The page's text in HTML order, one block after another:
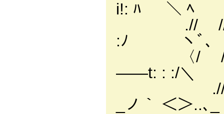
i!: ﾊ ＼ ﾍ
.// /////
:ﾉ ヽﾞ､
〈/
――t: : :/
./// ｆ
_ノ｀ ＜＞..､_